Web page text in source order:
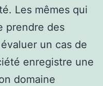
Les mêmes qui
prendre des
un cas de
enregistre une
domaine